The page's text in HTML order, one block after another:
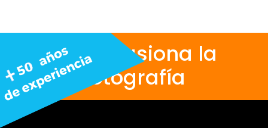
Nos apasiona la
fotografía